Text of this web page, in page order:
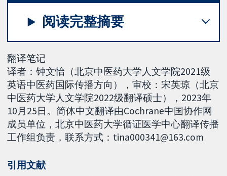
阅读完整摘要
翻译笔记
译者：钟文怡（北京中医药大学人文学院2021级
英语中医药国际传播方向），审校：宋英琼（北京
中医药大学人文学院2022级翻译硕士），2023年
10月25日。简体中文翻译由Cochrane中国协作网
成员单位，北京中医药大学循证医学中心翻译传播
工作组负责，联系方式：tina000341@163.com
引用文献